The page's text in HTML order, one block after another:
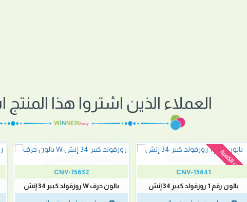
العملاء الذين اشتروا هذا المنتج
نفدت الكمية
CNV-15641
بالون رقم 1 روزقولد كبير 34 إنش
CNV-15632
بالون حرف W روزقولد كبير 34 إنش